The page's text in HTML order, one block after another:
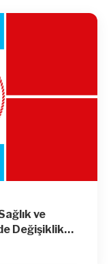
ve
Değişiklik